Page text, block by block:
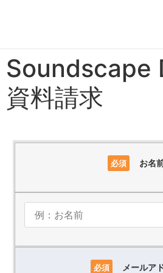
Soundscape
資料請求
必須 お名
必須 メールア